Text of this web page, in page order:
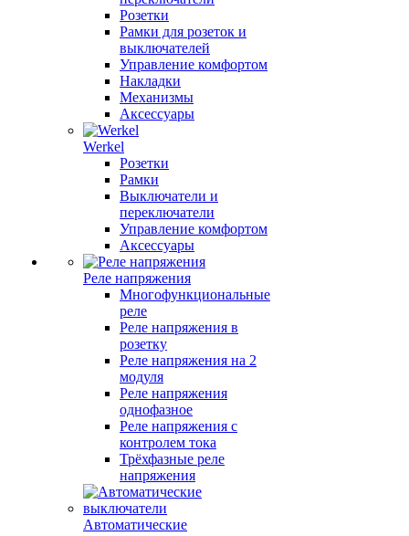
Розетки
Рамки для розеток и
выключателей
Управление комфортом
Накладки
Механизмы
Аксессуары
Werkel
Розетки
Рамки
Выключатели и
переключатели
Управление комфортом
Аксессуары
Реле напряжения
Многофункциональные
реле
Реле напряжения в
розетку
Реле напряжения на 2
модуля
Реле напряжения
однофазное
Реле напряжения с
контролем тока
Трёхфазные реле
напряжения
Автоматические